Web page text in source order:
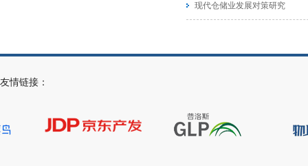
现代仓储业发展对策研究
友情链接：